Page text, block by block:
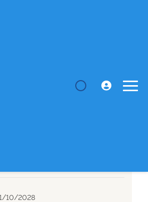
et transcriptomiques pour la
10/2028